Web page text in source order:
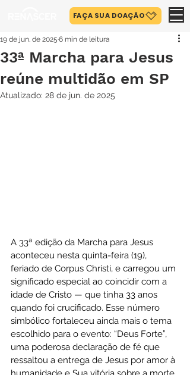
FAÇA SUA DOAÇÃO
33ª Marcha para Jesus
reúne multidão em SP
19 de jun. de 2025 6 min de leitura
Atualizado: 28 de jun. de 2025
A 33ª edição da Marcha para Jesus
aconteceu nesta quinta-feira (19),
feriado de Corpus Christi, e carregou um
significado especial ao coincidir com a
idade de Cristo — que tinha 33 anos
quando foi crucificado. Esse número
simbólico fortaleceu ainda mais o tema
escolhido para o evento: “Deus Forte”,
uma poderosa declaração de fé que
ressaltou a entrega de Jesus por amor à